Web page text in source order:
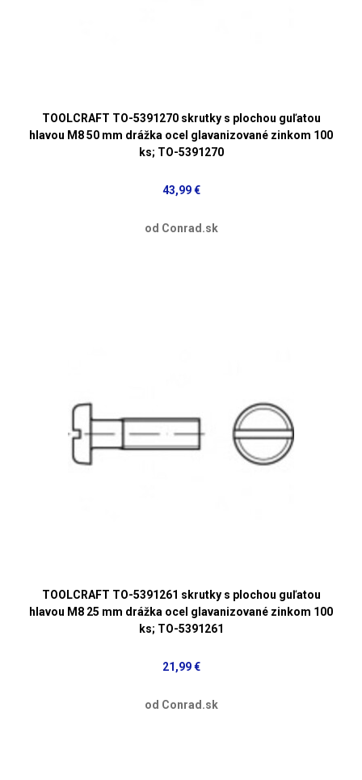
TOOLCRAFT TO-5391270 skrutky s plochou guľatou
hlavou M8 50 mm drážka ocel glavanizované zinkom 100
ks; TO-5391270
43,99 €
od Conrad.sk
TOOLCRAFT TO-5391261 skrutky s plochou guľatou
hlavou M8 25 mm drážka ocel glavanizované zinkom 100
ks; TO-5391261
21,99 €
od Conrad.sk